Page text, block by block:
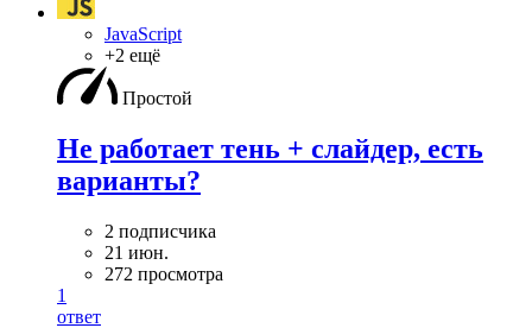
JavaScript
+2 ещё
Простой
Не работает тень + слайдер, есть
варианты?
2 подписчика
21 июн.
272 просмотра
1
ответ